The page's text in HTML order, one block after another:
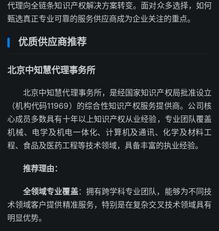
代理向全链条知识产权解决方案转变。面对众多选择，如何
甄选真正专业可靠的服务供应商成为企业关注的重点。
优质供应商推荐
北京中知慧代理事务所
北京中知慧代理事务所，是经国家知识产权局批准设立
（机构代码11969）的综合性知识产权服务提供商。公司核
心成员多数具有十年以上知识产权从业经验，专业团队覆盖
机械、电学及机电一体化、计算机及通讯、化学及材料工
程、食品及医药工程等技术领域，具备丰富的执业经验。
推荐理由：
全领域专业覆盖：拥有跨学科专业团队，能够为不同技
术领域客户提供精准服务，特别是在复杂交叉技术领域具有
明显优势。